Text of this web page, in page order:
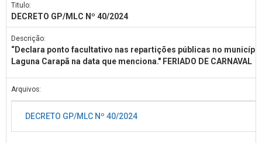
Titulo:
DECRETO GP/MLC Nº 40/2024
Descrição:
“Declara ponto facultativo nas repartições públicas no
Laguna Carapã na data que menciona." FERIADO DE CARNAVAL
Arquivos:
DECRETO GP/MLC Nº 40/2024